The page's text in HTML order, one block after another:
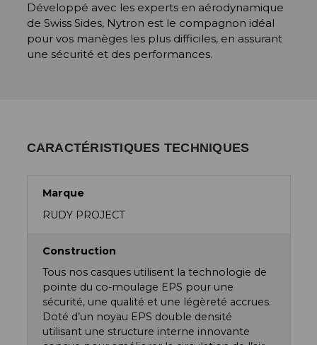
Développé avec les experts en aérodynamique
de Swiss Sides, Nytron est le compagnon idéal
pour vos manèges les plus difficiles, en assurant
une sécurité et des performances.
CARACTÉRISTIQUES TECHNIQUES
Marque
RUDY PROJECT
Construction
Tous nos casques utilisent la technologie de
pointe du co-moulage EPS pour une
sécurité, une qualité et une légèreté accrues.
Doté d’un noyau EPS double densité
utilisant une structure interne innovante